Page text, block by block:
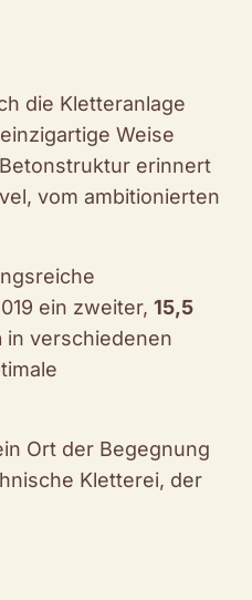
die Kletteranlage
Weise
erinnert
vom ambitionierten
ein zweiter, 15,5
in verschiedenen
Ort der Begegnung
Kletterei, der